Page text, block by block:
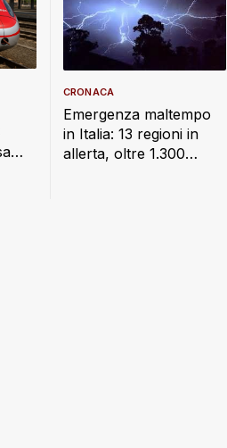
Emergenza maltempo
in Italia: 13 regioni in
allerta, oltre 1.300
CRONACA